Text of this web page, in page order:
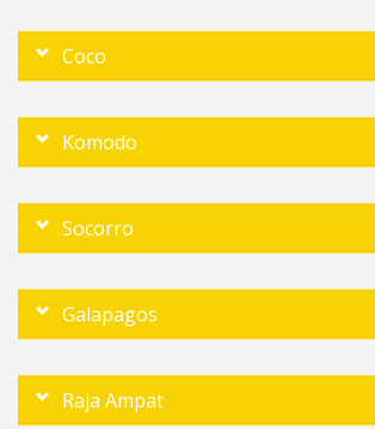
Coco
Komodo
Socorro
Galapagos
Raja Ampat